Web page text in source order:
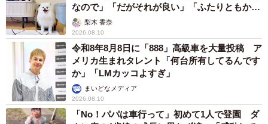
なので」「だがそれが良い」「ふたりともかわ
いいね」
梨木 香奈
2026.08.10
令和8年8月8日に「888」高級車を大量投稿 ア
メリカ生まれタレント「何台所有してるんです
か」「LMカッコよすぎ」
まいどなメディア
2026.08.10
「No！パパは車行って」初めて1人で登園 ダ